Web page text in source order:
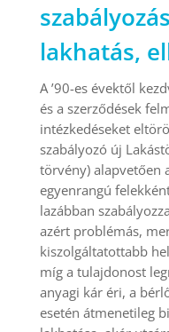
lakhatás,
A ’90-es évektől
és a szerződések
intézkedéseket
szabályozó új
törvény) alapvetően
egyenrangú
lazábban
azért problémás,
kiszolgáltatottabb
míg a tulajdonost
anyagi kár éri, a
esetén átmenetileg